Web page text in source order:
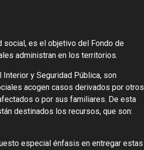
social, es el objetivo del Fondo de
administran en los territorios.
y Seguridad Pública, son
acogen casos derivados por otros
o por sus familiares. De esta
destinados los recursos, que son:
especial énfasis en entregar estas